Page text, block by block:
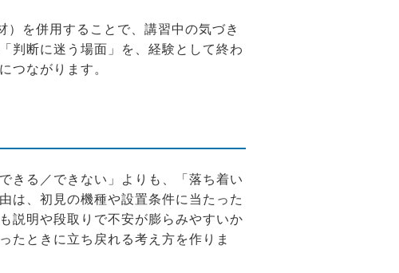
を併用することで、講習中の気づき
判断に迷う場面」を、経験として終わ
つながります。
きる／できない」よりも、「落ち着い
は、初見の機種や設置条件に当たった
説明や段取りで不安が膨らみやすいか
たときに立ち戻れる考え方を作りま